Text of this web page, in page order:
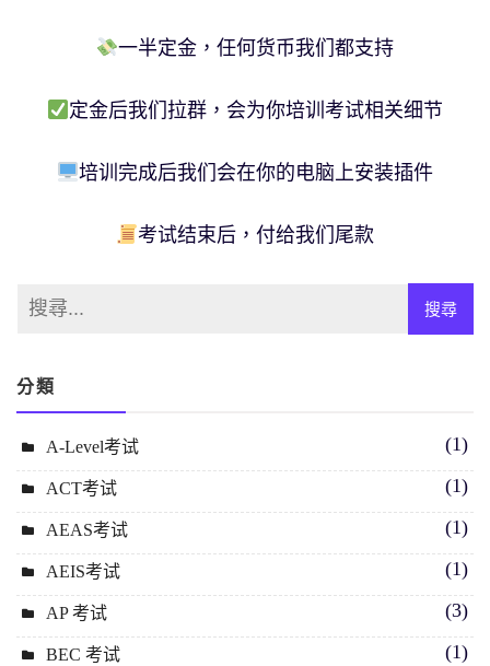
一半定金，任何货币我们都支持
定金后我们拉群，会为你培训考试相关细节
培训完成后我们会在你的电脑上安装插件
考试结束后，付给我们尾款
分類
A-Level考试 (1)
ACT考试 (1)
AEAS考试 (1)
AEIS考试 (1)
AP 考试 (3)
BEC 考试 (1)